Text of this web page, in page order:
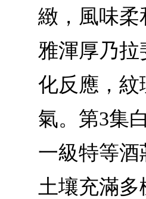
緻，風味柔
雅渾厚乃
化反應，紋
氣。第3集
一級特等
土壤充滿